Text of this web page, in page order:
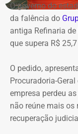
O governo do
da falência do
antiga Refinaria
que supera R$
O pedido,
Procuradoria-
empresa perdeu
não reúne mais os
recuperação